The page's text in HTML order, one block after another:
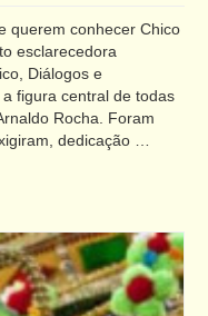
querem conhecer Chico
esclarecedora
Diálogos e
figura central de todas
Rocha. Foram
dedicação …